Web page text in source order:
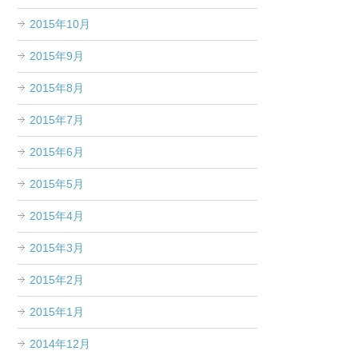
2015年10月
2015年9月
2015年8月
2015年7月
2015年6月
2015年5月
2015年4月
2015年3月
2015年2月
2015年1月
2014年12月